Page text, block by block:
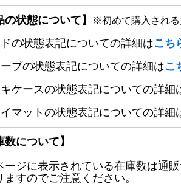
の状態について】 ※初めて購入される
の状態表記についての詳細はこち
ブの状態表記についての詳細はこ
ケースの状態表記についての詳細
マットの状態表記についての詳細
数について】
ージに表示されている在庫数は通
ますのでご注意ください。